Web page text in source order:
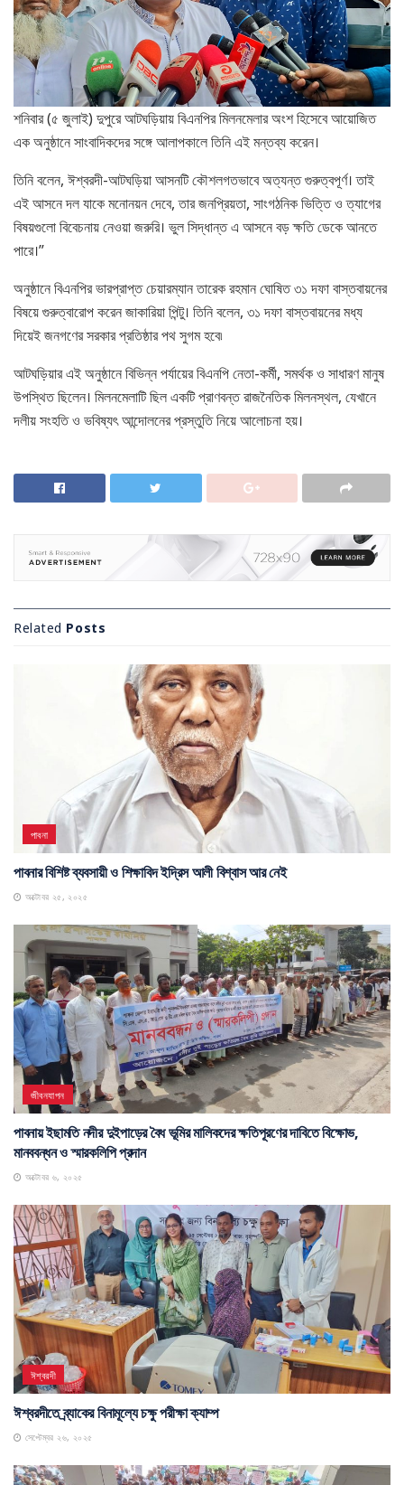
শনিবার (৫ জুলাই) দুপুরে আটঘড়িয়ায় বিএনপির মিলনমেলার অংশ হিসেবে আয়োজিত
এক অনুষ্ঠানে সাংবাদিকদের সঙ্গে আলাপকালে তিনি এই মন্তব্য করেন।
তিনি বলেন, ঈশ্বরদী-আটঘড়িয়া আসনটি কৌশলগতভাবে অত্যন্ত গুরুত্বপূর্ণ। তাই
এই আসনে দল যাকে মনোনয়ন দেবে, তার জনপ্রিয়তা, সাংগঠনিক ভিত্তি ও ত্যাগের
বিষয়গুলো বিবেচনায় নেওয়া জরুরি। ভুল সিদ্ধান্ত এ আসনে বড় ক্ষতি ডেকে আনতে
পারে।”
অনুষ্ঠানে বিএনপির ভারপ্রাপ্ত চেয়ারম্যান তারেক রহমান ঘোষিত ৩১ দফা বাস্তবায়নের
বিষয়ে গুরুত্বারোপ করেন জাকারিয়া পিন্টু। তিনি বলেন, ৩১ দফা বাস্তবায়নের মধ্য
দিয়েই জনগণের সরকার প্রতিষ্ঠার পথ সুগম হবে৷
আটঘড়িয়ার এই অনুষ্ঠানে বিভিন্ন পর্যায়ের বিএনপি নেতা-কর্মী, সমর্থক ও সাধারণ মানুষ
উপস্থিত ছিলেন। মিলনমেলাটি ছিল একটি প্রাণবন্ত রাজনৈতিক মিলনস্থল, যেখানে
দলীয় সংহতি ও ভবিষ্যৎ আন্দোলনের প্রস্তুতি নিয়ে আলোচনা হয়।
Related Posts
পাবনা
পাবনার বিশিষ্ট ব্যবসায়ী ও শিক্ষাবিদ ইদ্রিস আলী বিশ্বাস আর নেই
অক্টোবর ২৫, ২০২৫
জীবনযাপন
পাবনায় ইছামতি নদীর দুইপাড়ের বৈধ ভূমির মালিকদের ক্ষতিপূরণের দাবিতে বিক্ষোভ,
মানববন্ধন ও স্মারকলিপি প্রদান
অক্টোবর ৬, ২০২৫
ঈশ্বরদী
ঈশ্বরদীতে ব্র্যাকের বিনামূল্যে চক্ষু পরীক্ষা ক্যাম্প
সেপ্টেম্বর ২৬, ২০২৫